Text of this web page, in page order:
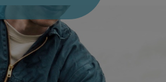
werk je op de